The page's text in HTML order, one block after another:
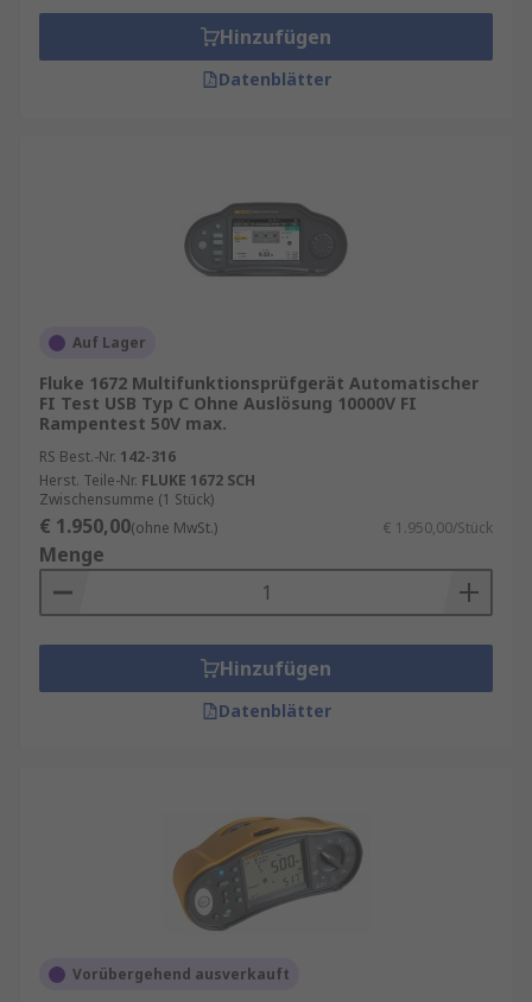
Hinzufügen
Datenblätter
Auf Lager
Fluke 1672 Multifunktionsprüfgerät Automatischer
FI Test USB Typ C Ohne Auslösung 10000V FI
Rampentest 50V max.
RS Best.-Nr. 142-316
Herst. Teile-Nr. FLUKE 1672 SCH
Zwischensumme (1 Stück)
€ 1.950,00(ohne MwSt.) € 1.950,00/Stück
Menge
Hinzufügen
Datenblätter
Vorübergehend ausverkauft